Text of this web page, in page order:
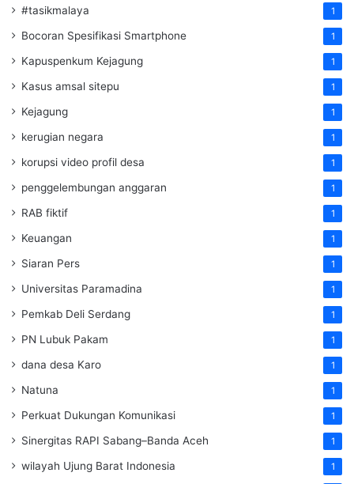
#tasikmalaya 1
Bocoran Spesifikasi Smartphone 1
Kapuspenkum Kejagung 1
Kasus amsal sitepu 1
Kejagung 1
kerugian negara 1
korupsi video profil desa 1
penggelembungan anggaran 1
RAB fiktif 1
Keuangan 1
Siaran Pers 1
Universitas Paramadina 1
Pemkab Deli Serdang 1
PN Lubuk Pakam 1
dana desa Karo 1
Natuna 1
Perkuat Dukungan Komunikasi 1
Sinergitas RAPI Sabang–Banda Aceh 1
wilayah Ujung Barat Indonesia 1